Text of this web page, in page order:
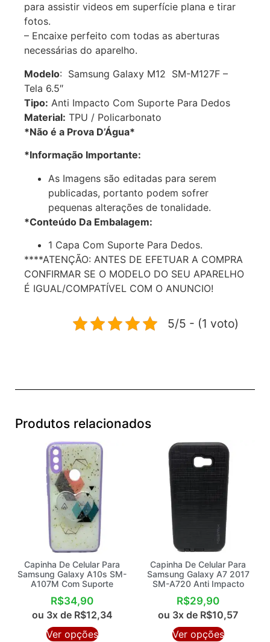
para assistir videos em superfície plana e tirar
fotos.
– Encaixe perfeito com todas as aberturas
necessárias do aparelho.
Modelo: Samsung Galaxy M12 SM-M127F –
Tela 6.5″
Tipo: Anti Impacto Com Suporte Para Dedos
Material: TPU / Policarbonato
*Não é a Prova D’Água*
*Informação Importante:
As Imagens são editadas para serem
publicadas, portanto podem sofrer
pequenas alterações de tonalidade.
*Conteúdo Da Embalagem:
1 Capa Com Suporte Para Dedos.
****ATENÇÃO: ANTES DE EFETUAR A COMPRA
CONFIRMAR SE O MODELO DO SEU APARELHO
É IGUAL/COMPATÍVEL COM O ANUNCIO!
5/5 - (1 voto)
Produtos relacionados
Capinha De Celular Para
Samsung Galaxy A10s SM-
A107M Com Suporte
R$34,90
ou 3x de R$12,34
Ver opções
Capinha De Celular Para
Samsung Galaxy A7 2017
SM-A720 Anti Impacto
R$29,90
ou 3x de R$10,57
Ver opções